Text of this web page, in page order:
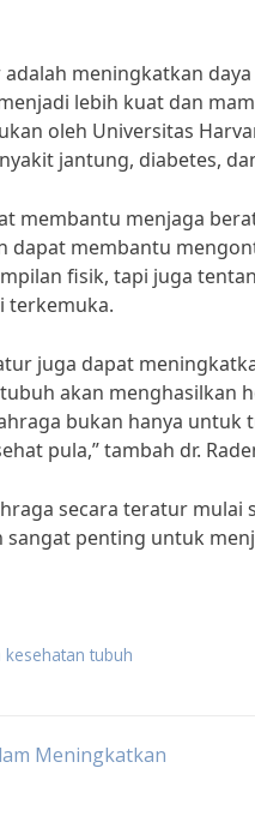
meningkatkan
lebih kuat dan
oleh Universitas
jantung, diabetes,
membantu menjaga
dapat membantu
fisik, tapi juga
terkemuka.
juga dapat
akan
bukan hanya
pula,” tambah dr.
secara teratur
penting untuk
kesehatan tubuh
Meningkatkan